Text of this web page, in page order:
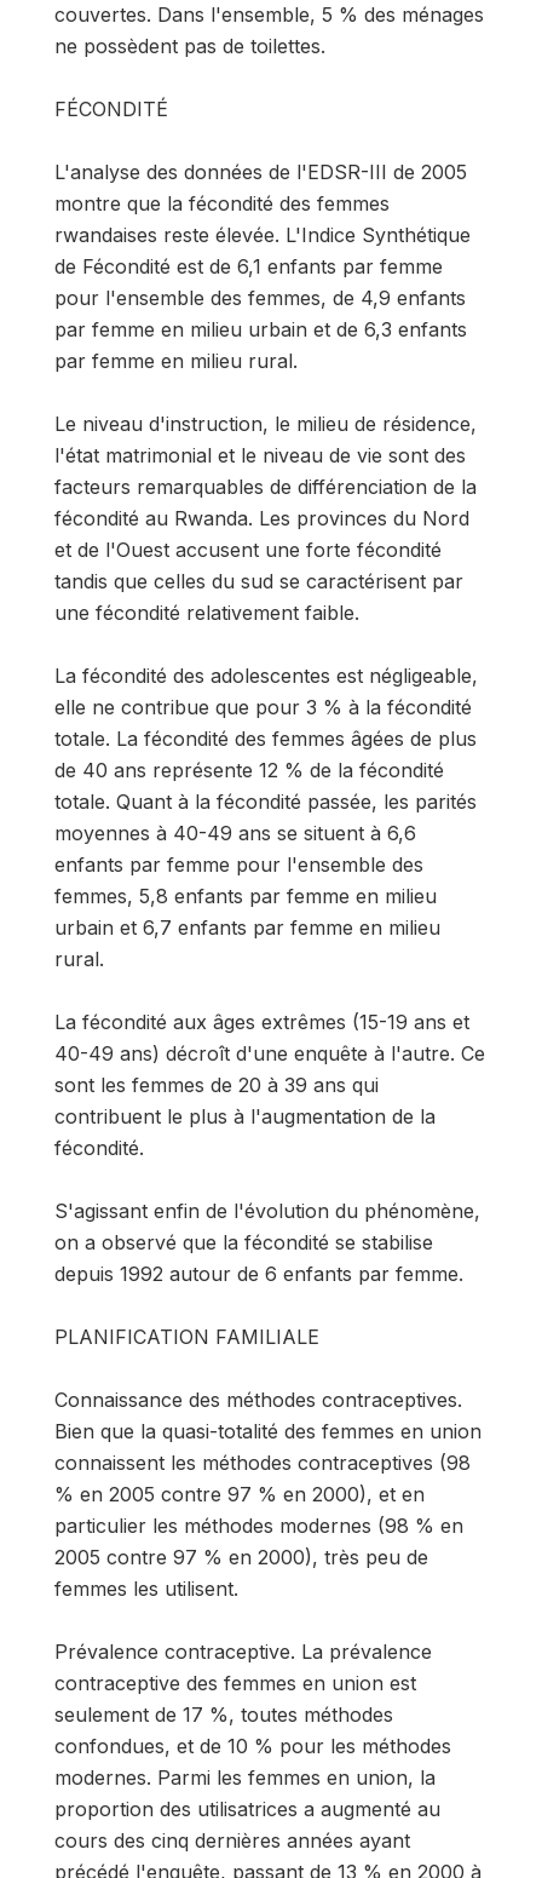
couvertes. Dans l'ensemble, 5 % des ménages
ne possèdent pas de toilettes.
FÉCONDITÉ
L'analyse des données de l'EDSR-III de 2005
montre que la fécondité des femmes
rwandaises reste élevée. L'Indice Synthétique
de Fécondité est de 6,1 enfants par femme
pour l'ensemble des femmes, de 4,9 enfants
par femme en milieu urbain et de 6,3 enfants
par femme en milieu rural.
Le niveau d'instruction, le milieu de résidence,
l'état matrimonial et le niveau de vie sont des
facteurs remarquables de différenciation de la
fécondité au Rwanda. Les provinces du Nord
et de l'Ouest accusent une forte fécondité
tandis que celles du sud se caractérisent par
une fécondité relativement faible.
La fécondité des adolescentes est négligeable,
elle ne contribue que pour 3 % à la fécondité
totale. La fécondité des femmes âgées de plus
de 40 ans représente 12 % de la fécondité
totale. Quant à la fécondité passée, les parités
moyennes à 40-49 ans se situent à 6,6
enfants par femme pour l'ensemble des
femmes, 5,8 enfants par femme en milieu
urbain et 6,7 enfants par femme en milieu
rural.
La fécondité aux âges extrêmes (15-19 ans et
40-49 ans) décroît d'une enquête à l'autre. Ce
sont les femmes de 20 à 39 ans qui
contribuent le plus à l'augmentation de la
fécondité.
S'agissant enfin de l'évolution du phénomène,
on a observé que la fécondité se stabilise
depuis 1992 autour de 6 enfants par femme.
PLANIFICATION FAMILIALE
Connaissance des méthodes contraceptives.
Bien que la quasi-totalité des femmes en union
connaissent les méthodes contraceptives (98
% en 2005 contre 97 % en 2000), et en
particulier les méthodes modernes (98 % en
2005 contre 97 % en 2000), très peu de
femmes les utilisent.
Prévalence contraceptive. La prévalence
contraceptive des femmes en union est
seulement de 17 %, toutes méthodes
confondues, et de 10 % pour les méthodes
modernes. Parmi les femmes en union, la
proportion des utilisatrices a augmenté au
cours des cinq dernières années ayant
précédé l'enquête, passant de 13 % en 2000 à